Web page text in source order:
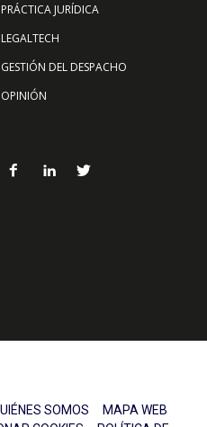
PRÁCTICA JURÍDICA
LEGALTECH
GESTIÓN DEL DESPACHO
OPINIÓN
SOMOS
MAPA WEB